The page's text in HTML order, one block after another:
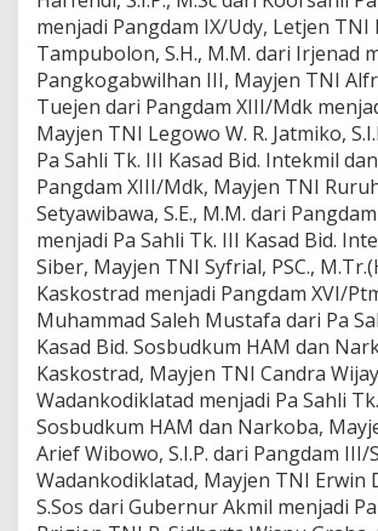
menjadi Pangdam IX/Udy, Letjen TNI
Tampubolon, S.H., M.M. dari Irjenad
Pangkogabwilhan III, Mayjen TNI
Tuejen dari Pangdam XIII/Mdk
Mayjen TNI Legowo W. R. Jatmiko,
Pa Sahli Tk. III Kasad Bid. Intekmil
Pangdam XIII/Mdk, Mayjen TNI
Setyawibawa, S.E., M.M. dari
menjadi Pa Sahli Tk. III Kasad Bid.
Siber, Mayjen TNI Syfrial, PSC.,
Kaskostrad menjadi Pangdam XVI/
Muhammad Saleh Mustafa dari Pa
Kasad Bid. Sosbudkum HAM dan
Kaskostrad, Mayjen TNI Candra
Wadankodiklatad menjadi Pa Sahli
Sosbudkum HAM dan Narkoba,
Arief Wibowo, S.I.P. dari Pangdam III/
Wadankodiklatad, Mayjen TNI Erwin
S.Sos dari Gubernur Akmil menjadi